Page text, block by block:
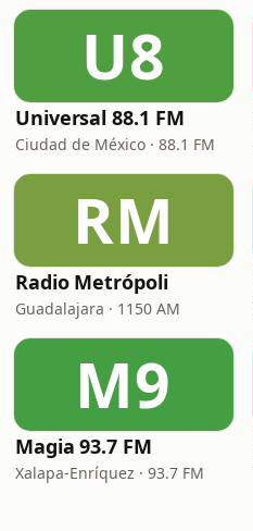
U8
Universal 88.1 FM
Ciudad de México · 88.1 FM
RM
Radio Metrópoli
Guadalajara · 1150 AM
M9
Magia 93.7 FM
Xalapa-Enríquez · 93.7 FM